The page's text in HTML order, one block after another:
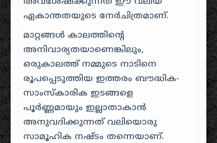
ഏകാന്തതയുടെ നേർചിത്രമാണ്.
മാറ്റങ്ങൾ കാലത്തിന്റെ
അനിവാര്യതയാണെങ്കിലും,
ഒരുകാലത്ത് നമ്മുടെ നാടിനെ
രൂപപ്പെടുത്തിയ ഇത്തരം ബൗദ്ധിക-
സാംസ്കാരിക ഇടങ്ങളെ
പൂർണ്ണമായും ഇല്ലാതാകാൻ
അനുവദിക്കുന്നത് വലിയൊരു
സാമൂഹിക നഷ്ടം തന്നെയാണ്.